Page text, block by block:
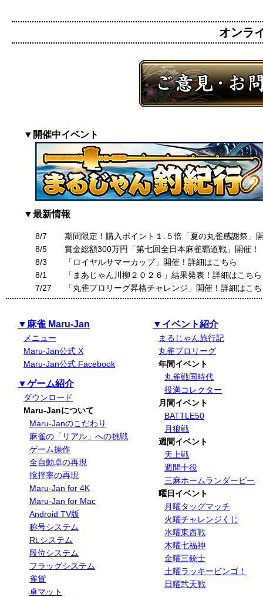
オンラ
▼開催中イベント
▼最新情報
8/7
期間限定！購入ポイント１.５倍「夏の丸雀感謝祭」
8/5
賞金総額300万円「第七回全日本麻雀覇道戦」開催！
8/3
「ロイヤルサマーカップ」開催！詳細はこちら
8/1
「まあじゃん川柳２０２６」結果発表！詳細はこちら
7/27
「丸雀プロリーグ昇格チャレンジ」開催！詳細はこ
▼麻雀 Maru-Jan
メニュー
Maru-Jan公式 X
Maru-Jan公式 Facebook
▼ゲーム紹介
ダウンロード
Maru-Janについて
Maru-Janのこだわり
麻雀の「リアル」への挑戦
ゲーム操作
全自動卓の再現
撹拌率の再現
Maru-Jan for 4K
Maru-Jan for Mac
Android TV版
称号システム
Rt.システム
段位システム
フラッグシステム
雀貨
卓マット
▼イベント紹介
まるじゃん旅行記
丸雀プロリーグ
年間イベント
丸雀戦国時代
役満コレクター
月間イベント
BATTLE50
月狼戦
週間イベント
天上戦
週間十役
三麻ホームランダービー
曜日イベント
月曜タッグマッチ
火曜チャレンジくじ
水曜東西戦
木曜七福神
金曜三銃士
土曜ラッキービンゴ！
日曜弐天戦